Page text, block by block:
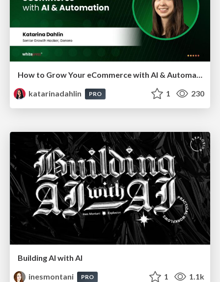
How to Grow Your eCommerce with AI & Automation
katarinadahlin
PRO 1 230
Building AI with AI
inesmontani
PRO 1 1.1k